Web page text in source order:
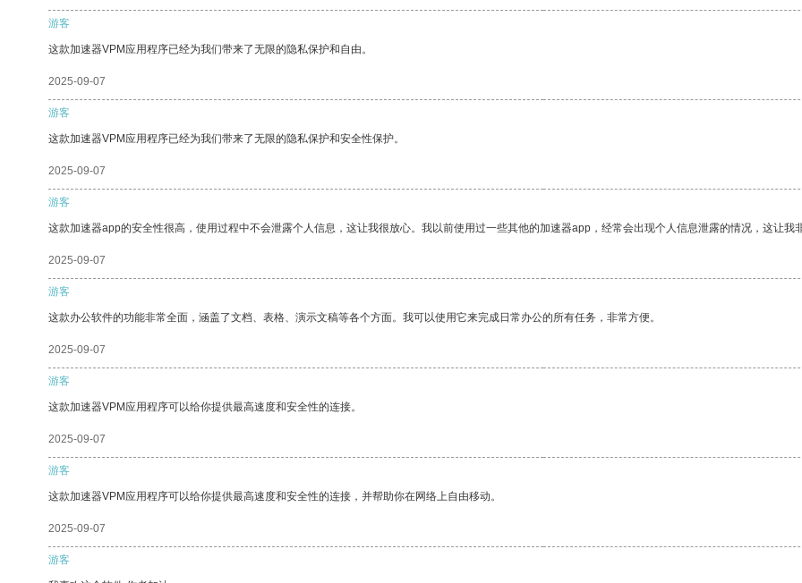
游客
这款加速器VPM应用程序已经为我们带来了无限的隐私保护和自由。
2025-09-07
游客
这款加速器VPM应用程序已经为我们带来了无限的隐私保护和安全性保护。
2025-09-07
游客
这款加速器app的安全性很高，使用过程中不会泄露个人信息，这让我很放心。我以前使用过一些其他的加速器app，经常会出现个人信息泄露的情况，这让我
2025-09-07
游客
这款办公软件的功能非常全面，涵盖了文档、表格、演示文稿等各个方面。我可以使用它来完成日常办公的所有任务，非常方便。
2025-09-07
游客
这款加速器VPM应用程序可以给你提供最高速度和安全性的连接。
2025-09-07
游客
这款加速器VPM应用程序可以给你提供最高速度和安全性的连接，并帮助你在网络上自由移动。
2025-09-07
游客